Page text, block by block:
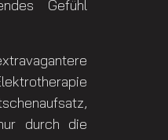
Gefühl
durch die